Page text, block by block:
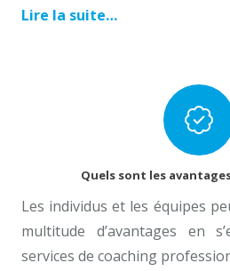
Lire la suite…
Quels sont les
Les individus et les équipes
multitude d’avantages en
services de coaching